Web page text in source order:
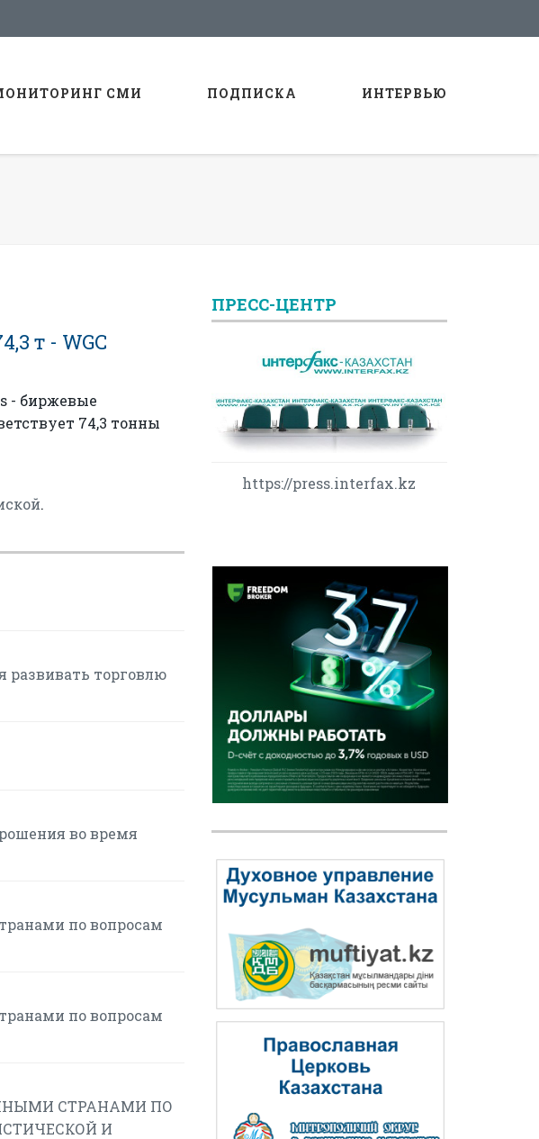
СМИ ПОДПИСКА ИНТЕРВЬЮ
т - WGC
- биржевые
74,3 тонны
.
развивать торговлю
во время
по вопросам
по вопросам
СТРАНАМИ ПО
И
ПРЕСС-ЦЕНТР
https://press.interfax.kz